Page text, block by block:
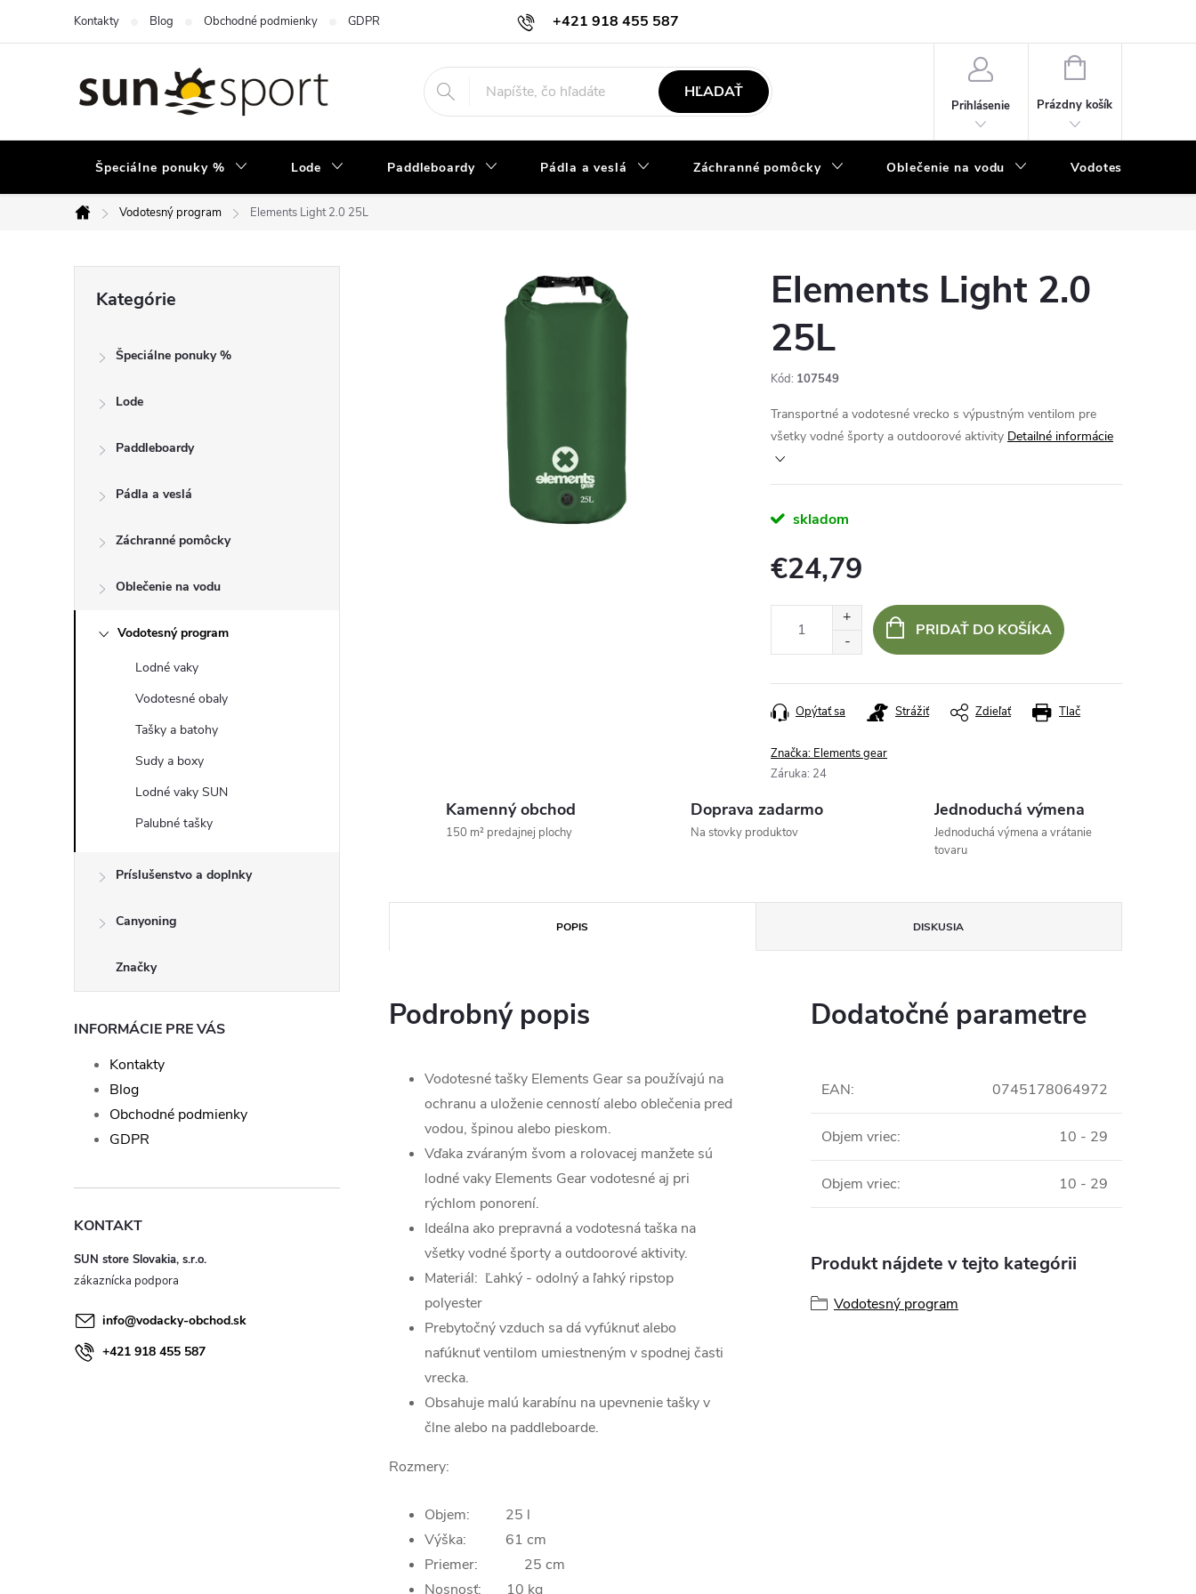
+421 918 455 587
info@vodacky-obchod.sk
Kontakty Blog Obchodné podmienky GDPR
HĽADAŤ
Prihlásenie
NÁKUPNÝ
Prázdny košík
Špeciálne ponuky % Lode Paddleboardy Pádla a veslá Záchranné pomôcky Oblečenie na vodu Vodotesný program
Domov
Vodotesný program Elements Light 2.0 25L
n
kategórie
Kategórie
Špeciálne ponuky %
Lode
Paddleboardy
Pádla a veslá
Záchranné pomôcky
Oblečenie na vodu
Vodotesný program
Lodné vaky
Vodotesné obaly
Tašky a batohy
Sudy a boxy
Lodné vaky SUN
Palubné tašky
Príslušenstvo a doplnky
Canyoning
Značky
INFORMÁCIE PRE VÁS
Kontakty
Blog
Obchodné podmienky
GDPR
KONTAKT
SUN store Slovakia, s.r.o.
info@vodacky-obchod.sk
+421 918 455 587
Elements Light 2.0
25L
Kód: 107549
Transportné a vodotesné vrecko s výpustným ventilom pre
všetky vodné športy a outdoorové aktivity Detailné informácie
skladom
€24,79
PRIDAŤ DO KOŠÍKA
Tlač
Opýtať sa Strážiť Zdieľať
Značka: Elements gear
Záruka: 24
Kamenný obchod
150 m² predajnej plochy
Doprava zadarmo
Na stovky produktov
Jednoduchá výmena
Jednoduchá výmena a vrátanie
tovaru
POPIS DISKUSIA
Podrobný popis
Vodotesné tašky Elements Gear sa používajú na
ochranu a uloženie cenností alebo oblečenia pred
vodou, špinou alebo pieskom.
Vďaka zváraným švom a rolovacej manžete sú
lodné vaky Elements Gear vodotesné aj pri
rýchlom ponorení.
Ideálna ako prepravná a vodotesná taška na
všetky vodné športy a outdoorové aktivity.
Materiál: Ľahký - odolný a ľahký ripstop
polyester
Prebytočný vzduch sa dá vyfúknuť alebo
nafúknuť ventilom umiestneným v spodnej časti
vrecka.
Obsahuje malú karabínu na upevnenie tašky v
člne alebo na paddleboarde.
Rozmery:
Objem: 25 l
Výška: 61 cm
Priemer: 25 cm
Nosnosť: 10 kg
Dodatočné parametre
EAN: 0745178064972
Objem vriec: 10 - 29
Objem vriec: 10 - 29
Produkt nájdete v tejto kategórii
Vodotesný program